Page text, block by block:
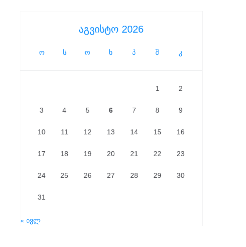
აგვისტო 2026
ო ს ო ხ პ შ კ
1 2
3 4 5 6 7 8 9
10 11 12 13 14 15 16
17 18 19 20 21 22 23
24 25 26 27 28 29 30
31
« ივლ